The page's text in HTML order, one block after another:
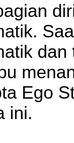
Ego
ini.